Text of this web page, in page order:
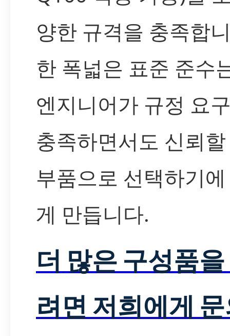
양한 규격을 충족합
한 폭넓은 표준 준수
엔지니어가 규정 요
충족하면서도 신뢰
부품으로 선택하기
게 만듭니다.
더 많은 구성품
려면 저희에게